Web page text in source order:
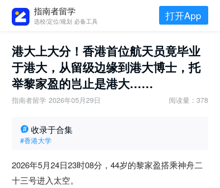
指南者留学
选校/定位/规划 必备工具 打开App
港大上大分！香港首位航天员竟毕业
于港大，从留级边缘到港大博士，托
举黎家盈的岂止是港大……
指南者留学 2026年05月29日 阅读量：378
收录于合集
#香港大学
2026年5月24日23时08分，44岁的黎家盈搭乘神舟二
十三号进入太空。